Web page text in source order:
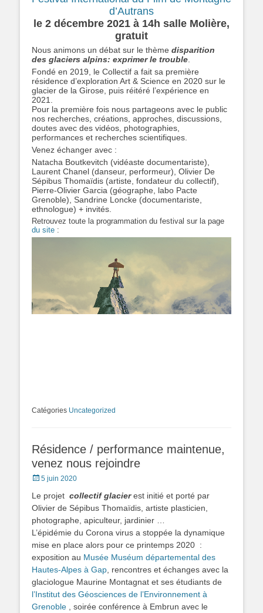
d’Autrans
le 2 décembre 2021 à 14h salle Molière,
gratuit
Nous animons un débat sur le thème disparition
des glaciers alpins: exprimer le trouble
Fondé en 2019, le Collectif a fait sa première
résidence d’exploration Art & Science en 2020 sur le
glacier de la Girose, puis réitéré l’expérience en
2021.
Pour la première fois nous partageons avec le public
nos recherches, créations, approches, discussions,
doutes avec des vidéos, photographies,
performances et recherches scientifiques.
Venez échanger avec :
Natacha Boutkevitch (vidéaste documentariste),
Laurent Chanel (danseur, performeur), Olivier De
Sépibus Thomaïdis (artiste, fondateur du collectif),
Pierre-Olivier Garcia (géographe, labo Pacte
Grenoble), Sandrine Loncke (documentariste,
ethnologue) + invités.
Retrouvez toute la programmation du festival sur la page
du site :
Catégories Uncategorized
Résidence / performance maintenue,
venez nous rejoindre
Posted
5 juin 2020
Le projet collectif glacierest initié et porté par
Olivier de Sépibus Thomaïdis, artiste plasticien,
photographe, apiculteur, jardinier …
L’épidémie du Corona virus a stoppée la dynamique
mise en place alors pour ce printemps 2020 :
exposition au Musée Muséum départemental des
Hautes-Alpes à Gap , rencontres et échanges avec la
glaciologue Maurine Montagnat et ses étudiants de
l’Institut des Géosciences de l’Environnement à
Grenoble , soirée conférence à Embrun avec le